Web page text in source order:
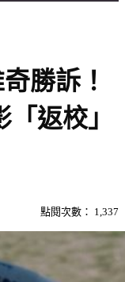
勝訴！
返校」
點閱次數： 1,337